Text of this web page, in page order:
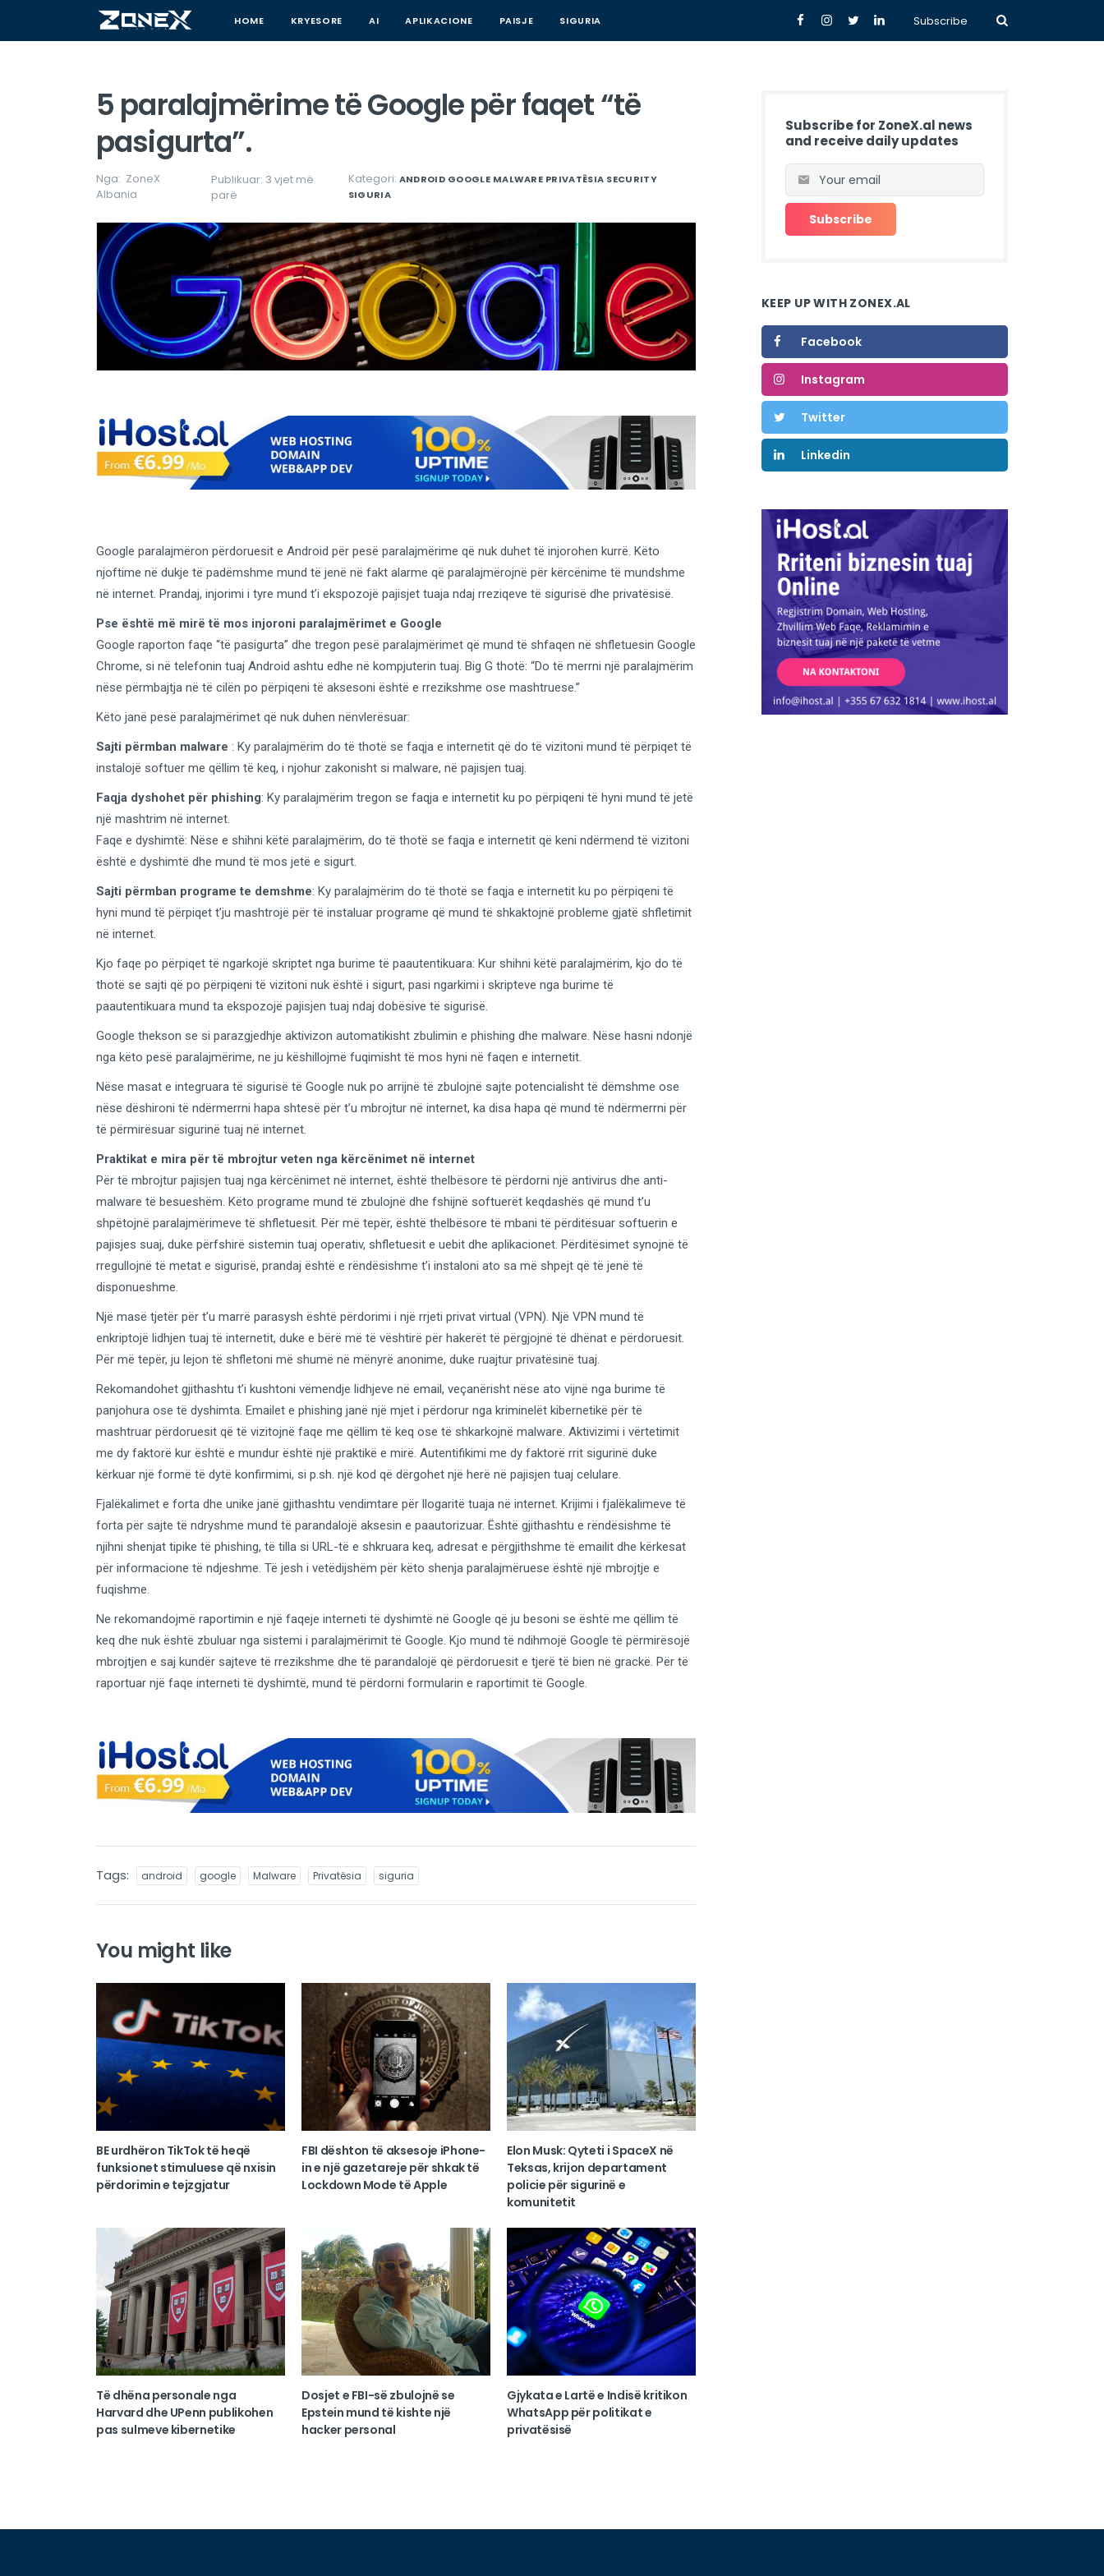
HOME KRYESORE AI APLIKACIONE PAISJE SIGURIA Subscribe
5 paralajmërime të Google për faqet “të
pasigurta”.
Nga: ZoneX
Albania
Publikuar: 3 vjet më
parë
Kategori: ANDROID GOOGLE MALWARE PRIVATËSIA SECURITY
SIGURIA
Google paralajmëron përdoruesit e Android për pesë paralajmërime që nuk duhet të injorohen kurrë. Këto
njoftime në dukje të padëmshme mund të jenë në fakt alarme që paralajmërojnë për kërcënime të mundshme
në internet. Prandaj, injorimi i tyre mund t’i ekspozojë pajisjet tuaja ndaj rreziqeve të sigurisë dhe privatësisë.
Pse është më mirë të mos injoroni paralajmërimet e Google
Google raporton faqe “të pasigurta” dhe tregon pesë paralajmërimet që mund të shfaqen në shfletuesin Google
Chrome, si në telefonin tuaj Android ashtu edhe në kompjuterin tuaj. Big G thotë: “Do të merrni një paralajmërim
nëse përmbajtja në të cilën po përpiqeni të aksesoni është e rrezikshme ose mashtruese.”
Këto janë pesë paralajmërimet që nuk duhen nënvlerësuar:
Sajti përmban malware : Ky paralajmërim do të thotë se faqja e internetit që do të vizitoni mund të përpiqet të
instalojë softuer me qëllim të keq, i njohur zakonisht si malware, në pajisjen tuaj.
Faqja dyshohet për phishing: Ky paralajmërim tregon se faqja e internetit ku po përpiqeni të hyni mund të jetë
një mashtrim në internet.
Faqe e dyshimtë: Nëse e shihni këtë paralajmërim, do të thotë se faqja e internetit që keni ndërmend të vizitoni
është e dyshimtë dhe mund të mos jetë e sigurt.
Sajti përmban programe te demshme: Ky paralajmërim do të thotë se faqja e internetit ku po përpiqeni të
hyni mund të përpiqet t’ju mashtrojë për të instaluar programe që mund të shkaktojnë probleme gjatë shfletimit
në internet.
Kjo faqe po përpiqet të ngarkojë skriptet nga burime të paautentikuara: Kur shihni këtë paralajmërim, kjo do të
thotë se sajti që po përpiqeni të vizitoni nuk është i sigurt, pasi ngarkimi i skripteve nga burime të
paautentikuara mund ta ekspozojë pajisjen tuaj ndaj dobësive të sigurisë.
Google thekson se si parazgjedhje aktivizon automatikisht zbulimin e phishing dhe malware. Nëse hasni ndonjë
nga këto pesë paralajmërime, ne ju këshillojmë fuqimisht të mos hyni në faqen e internetit.
Nëse masat e integruara të sigurisë të Google nuk po arrijnë të zbulojnë sajte potencialisht të dëmshme ose
nëse dëshironi të ndërmerrni hapa shtesë për t’u mbrojtur në internet, ka disa hapa që mund të ndërmerrni për
të përmirësuar sigurinë tuaj në internet.
Praktikat e mira për të mbrojtur veten nga kërcënimet në internet
Për të mbrojtur pajisjen tuaj nga kërcënimet në internet, është thelbësore të përdorni një antivirus dhe anti-
malware të besueshëm. Këto programe mund të zbulojnë dhe fshijnë softuerët keqdashës që mund t’u
shpëtojnë paralajmërimeve të shfletuesit. Për më tepër, është thelbësore të mbani të përditësuar softuerin e
pajisjes suaj, duke përfshirë sistemin tuaj operativ, shfletuesit e uebit dhe aplikacionet. Përditësimet synojnë të
rregullojnë të metat e sigurisë, prandaj është e rëndësishme t’i instaloni ato sa më shpejt që të jenë të
disponueshme.
Një masë tjetër për t’u marrë parasysh është përdorimi i një rrjeti privat virtual (VPN). Një VPN mund të
enkriptojë lidhjen tuaj të internetit, duke e bërë më të vështirë për hakerët të përgjojnë të dhënat e përdoruesit.
Për më tepër, ju lejon të shfletoni më shumë në mënyrë anonime, duke ruajtur privatësinë tuaj.
Rekomandohet gjithashtu t’i kushtoni vëmendje lidhjeve në email, veçanërisht nëse ato vijnë nga burime të
panjohura ose të dyshimta. Emailet e phishing janë një mjet i përdorur nga kriminelët kibernetikë për të
mashtruar përdoruesit që të vizitojnë faqe me qëllim të keq ose të shkarkojnë malware. Aktivizimi i vërtetimit
me dy faktorë kur është e mundur është një praktikë e mirë. Autentifikimi me dy faktorë rrit sigurinë duke
kërkuar një formë të dytë konfirmimi, si p.sh. një kod që dërgohet një herë në pajisjen tuaj celulare.
Fjalëkalimet e forta dhe unike janë gjithashtu vendimtare për llogaritë tuaja në internet. Krijimi i fjalëkalimeve të
forta për sajte të ndryshme mund të parandalojë aksesin e paautorizuar. Është gjithashtu e rëndësishme të
njihni shenjat tipike të phishing, të tilla si URL-të e shkruara keq, adresat e përgjithshme të emailit dhe kërkesat
për informacione të ndjeshme. Të jesh i vetëdijshëm për këto shenja paralajmëruese është një mbrojtje e
fuqishme.
Ne rekomandojmë raportimin e një faqeje interneti të dyshimtë në Google që ju besoni se është me qëllim të
keq dhe nuk është zbuluar nga sistemi i paralajmërimit të Google. Kjo mund të ndihmojë Google të përmirësojë
mbrojtjen e saj kundër sajteve të rrezikshme dhe të parandalojë që përdoruesit e tjerë të bien në grackë. Për të
raportuar një faqe interneti të dyshimtë, mund të përdorni formularin e raportimit të Google.
Tags: android google Malware Privatësia siguria
You might like
BE urdhëron TikTok të heqë
funksionet stimuluese që nxisin
përdorimin e tejzgjatur
FBI dështon të aksesoje iPhone-
in e një gazetareje për shkak të
Lockdown Mode të Apple
Elon Musk: Qyteti i SpaceX në
Teksas, krijon departament
policie për sigurinë e
komunitetit
Të dhëna personale nga
Harvard dhe UPenn publikohen
pas sulmeve kibernetike
Dosjet e FBI-së zbulojnë se
Epstein mund të kishte një
hacker personal
Gjykata e Lartë e Indisë kritikon
WhatsApp për politikat e
privatësisë
Subscribe for ZoneX.al news
and receive daily updates
KEEP UP WITH ZONEX.AL
Facebook
Instagram
Twitter
Linkedin